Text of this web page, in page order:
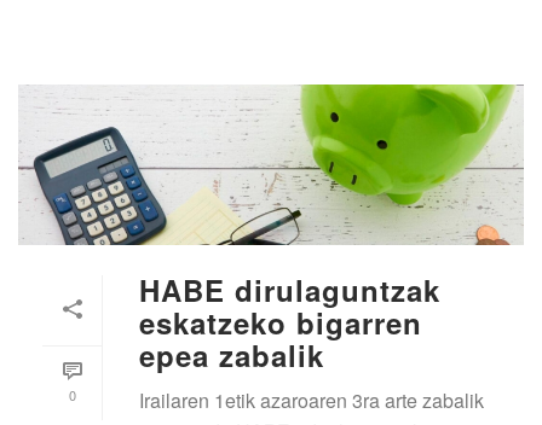
0
HABE dirulaguntzak
eskatzeko bigarren
epea zabalik
Irailaren 1etik azaroaren 3ra arte zabalik